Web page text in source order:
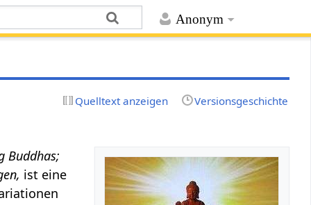
Anonym
Quelltext anzeigen Versionsgeschichte
Buddhas;
ist eine